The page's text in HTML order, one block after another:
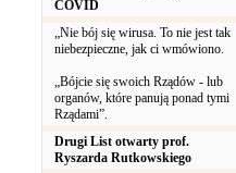
COVID
„Nie bój się wirusa. To nie jest tak
niebezpieczne, jak ci wmówiono.
„Bójcie się swoich Rządów - lub
organów, które panują ponad tymi
Rządami”.
Drugi List otwarty prof.
Ryszarda Rutkowskiego